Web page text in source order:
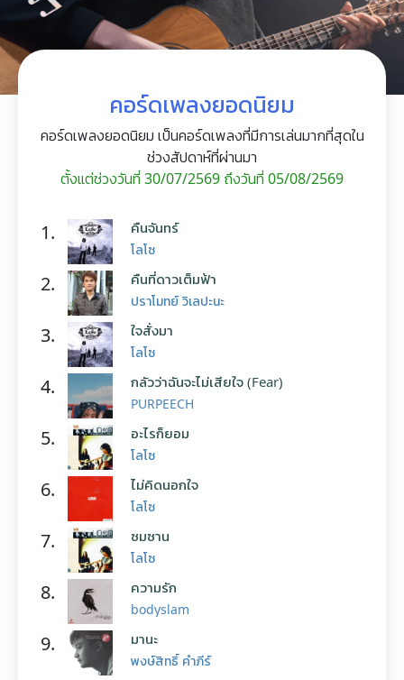
คอร์ดเพลงยอดนิยม
คอร์ดเพลงยอดนิยม เป็นคอร์ดเพลงที่มีการเล่นมากที่สุดใน
ช่วงสัปดาห์ที่ผ่านมา
ตั้งแต่ช่วงวันที่ 30/07/2569 ถึงวันที่ 05/08/2569
1. คืนจันทร์
โลโซ
2. คืนที่ดาวเต็มฟ้า
ปราโมทย์ วิเลปะนะ
3. ใจสั่งมา
โลโซ
4. กลัวว่าฉันจะไม่เสียใจ (Fear)
PURPEECH
5. อะไรก็ยอม
โลโซ
6. ไม่คิดนอกใจ
โลโซ
7. ซมซาน
โลโซ
8. ความรัก
bodyslam
9. มานะ
พงษ์สิทธิ์ คำภีร์